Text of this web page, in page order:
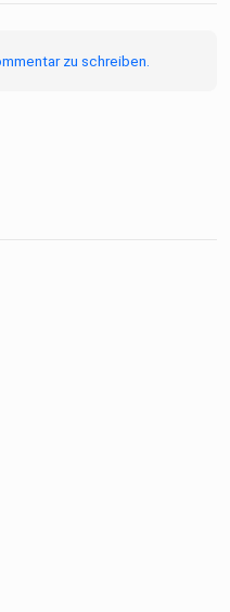
zu schreiben.